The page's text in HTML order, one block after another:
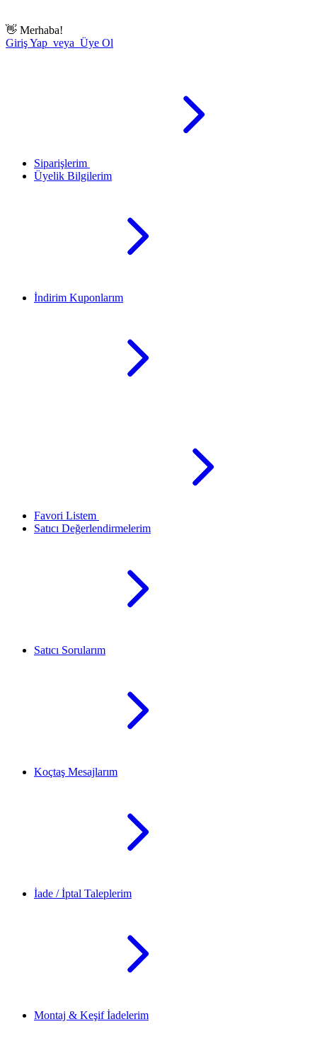
👋 Merhaba!
Giriş Yap veya Üye Ol
Siparişlerim
Üyelik Bilgilerim
İndirim Kuponlarım
Favori Listem
Satıcı Değerlendirmelerim
Satıcı Sorularım
Koçtaş Mesajlarım
İade / İptal Taleplerim
Montaj & Keşif İadelerim